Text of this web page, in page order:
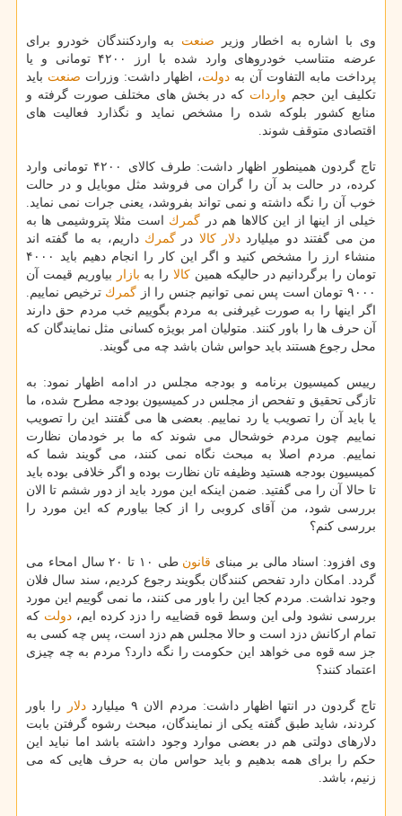
وی با اشاره به اخطار وزیر صنعت به واردكنندگان خودرو برای
عرضه متناسب خودروهای وارد شده با ارز ۴۲۰۰ تومانی و یا
پرداخت مابه التفاوت آن به دولت، اظهار داشت: وزرات صنعت باید
تكلیف این حجم واردات كه در بخش های مختلف صورت گرفته و
منابع كشور بلوكه شده را مشخص نماید و نگذارد فعالیت های
اقتصادی متوقف شوند.
تاج گردون همینطور اظهار داشت: طرف كالای ۴۲۰۰ تومانی وارد
كرده، در حالت بد آن را گران می فروشد مثل موبایل و در حالت
خوب آن را نگه داشته و نمی تواند بفروشد، یعنی جرات نمی نماید.
خیلی از اینها از این كالاها هم در گمرك است مثلا پتروشیمی ها به
من می گفتند دو میلیارد دلار كالا درگمرك داریم، به ما گفته اند
منشاء ارز را مشخص كنید و اگر این كار را انجام دهیم باید ۴۰۰۰
تومان را برگردانیم در حالیكه همین كالا را به بازار
بیاوریم قیمت آن
۹۰۰۰ تومان است پس نمی توانیم جنس را از
گمرك ترخیص نماییم.
اگر اینها را به صورت غیرفنی به مردم بگوییم خب مردم حق دارند
آن حرف ها را باور كنند. متولیان امر بویژه كسانی مثل نمایندگان كه
محل رجوع هستند باید حواس شان باشد چه می گویند.
رییس كمیسیون برنامه و بودجه مجلس در ادامه اظهار نمود: به
تازگی تحقیق و تفحص از مجلس در كمیسیون بودجه مطرح شده، ما
یا باید آن را تصویب یا رد نماییم. بعضی ها می گفتند این را تصویب
نماییم چون مردم خوشحال می شوند كه ما بر خودمان نظارت
نماییم. مردم اصلا به مبحث نگاه نمی كنند، می گویند شما كه
كمیسیون بودجه هستید وظیفه تان نظارت بوده و اگر خلافی بوده باید
تا حالا آن را می گفتید. ضمن اینكه این مورد باید از دور ششم تا الان
بررسی شود، من آقای كروبی را از كجا بیاورم كه این مورد را
بررسی كنم؟
وی افزود: اسناد مالی بر مبنای قانون
طی ۱۰ تا ۲۰ سال امحاء می
گردد. امكان دارد تفحص كنندگان بگویند رجوع كردیم، سند سال فلان
وجود نداشت. مردم كجا این را باور می كنند، ما نمی گوییم این مورد
بررسی نشود ولی این وسط قوه قضاییه را دزد كرده ایم،دولت كه
تمام اركانش دزد است و حالا مجلس هم دزد است، پس چه كسی به
جز سه قوه می خواهد این حكومت را نگه دارد؟ مردم به چه چیزی
اعتماد كنند؟
تاج گردون در انتها اظهار داشت: مردم الان ۹ میلیارد دلار
را باور
كردند، شاید طبق گفته یكی از نمایندگان، مبحث رشوه گرفتن بابت
دلارهای دولتی هم در بعضی موارد وجود داشته باشد اما نباید این
حكم را برای همه بدهیم و باید حواس مان به حرف هایی كه می
زنیم، باشد.